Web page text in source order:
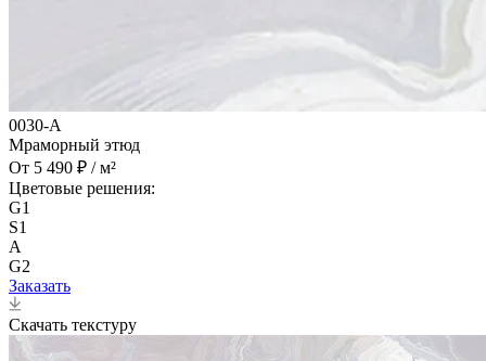
0030-A
Мраморный этюд
От 5 490 ₽ / м²
Цветовые решения:
G1
S1
A
G2
Заказать
Скачать текстуру